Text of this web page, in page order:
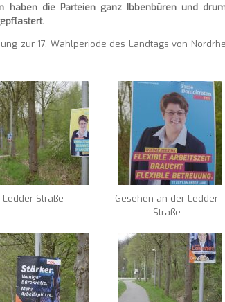
haben die Parteien ganz Ibbenbüren und
zur 17. Wahlperiode des Landtags von
Ledder Straße
Gesehen an der Ledder
Straße